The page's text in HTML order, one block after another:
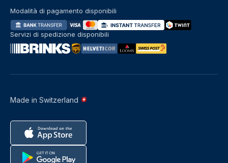
Made in Switzerland
Modalità di pagamento disponibili
Servizi di spedizione disponibili